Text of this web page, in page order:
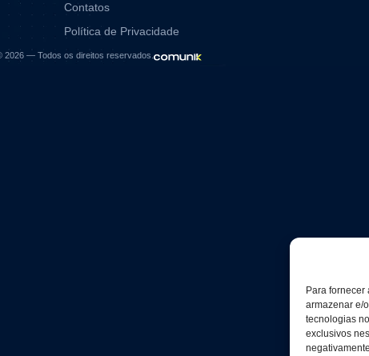
Para
armazenar e/
tecnologias
exclusivos
Contatos
Política de Privacidade
2026 — Todos os direitos reservados.